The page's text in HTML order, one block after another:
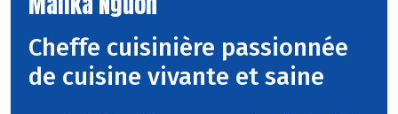
Cheffe cuisinière passionnée
de cuisine vivante et saine